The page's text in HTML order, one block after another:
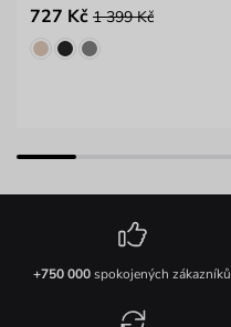
727 Kč 1 399 Kč
+750 000spokojených zákazníků